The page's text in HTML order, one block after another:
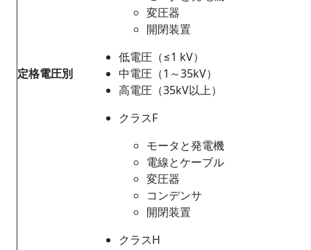
変圧器
開閉装置
定格電圧別
低電圧（≤1 kV）
中電圧（1～35kV）
高電圧（35kV以上）
クラスF
モータと発電機
電線とケーブル
変圧器
コンデンサ
開閉装置
クラスH